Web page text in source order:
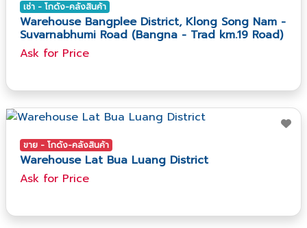
เช่า - โกดัง-คลังสินค้า
Warehouse Bangplee District, Klong Song Nam -
Suvarnabhumi Road (Bangna - Trad km.19 Road)
Ask​ for​ Price
ขาย - โกดัง-คลังสินค้า
Warehouse Lat Bua Luang District
Ask​ for​ Price